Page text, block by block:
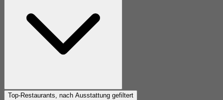
Top-Restaurants, nach Ausstattung gefiltert